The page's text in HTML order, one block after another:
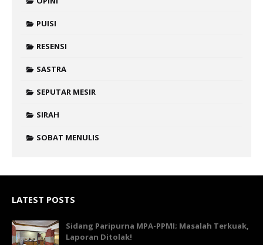
PUISI
RESENSI
SASTRA
SEPUTAR MESIR
SIRAH
SOBAT MENULIS
LATEST POSTS
Sidang Paripurna MPA-PPMI; Masalah Terkuak,
Laporan Ditolak!